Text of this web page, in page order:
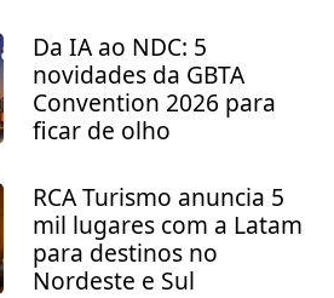
Da IA ao NDC: 5
novidades da GBTA
Convention 2026 para
ficar de olho
RCA Turismo anuncia 5
mil lugares com a Latam
para destinos no
Nordeste e Sul